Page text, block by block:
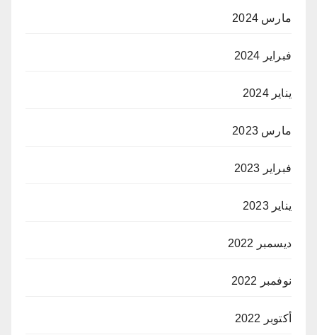
مارس 2024
فبراير 2024
يناير 2024
مارس 2023
فبراير 2023
يناير 2023
ديسمبر 2022
نوفمبر 2022
أكتوبر 2022